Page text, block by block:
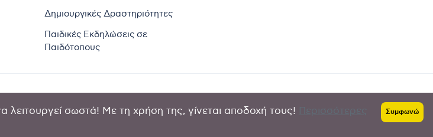
Δημιουργικές Δραστηριότητες
Παιδικές Εκδηλώσεις σε
Παιδότοπους
Πολιτική απορρήτου-
λειτουργεί σωστά! Με τη χρήση της, γίνεται αποδοχή τους! Συμφωνώ